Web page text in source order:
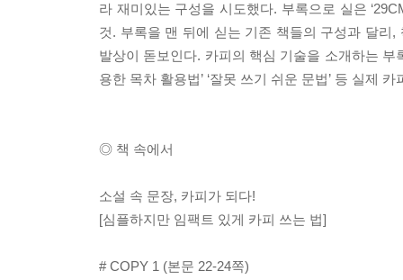
라 재미있는 구성을 시도했다. 부록으로 실은
것. 부록을 맨 뒤에 싣는 기존 책들의 구성과 달리
발상이 돋보인다. 카피의 핵심 기술을 소개하는 부
용한 목차 활용법’ ‘잘못 쓰기 쉬운 문법’ 등 실제
◎ 책 속에서
소설 속 문장, 카피가 되다!
[심플하지만 임팩트 있게 카피 쓰는 법]
# COPY 1 (본문 22-24쪽)